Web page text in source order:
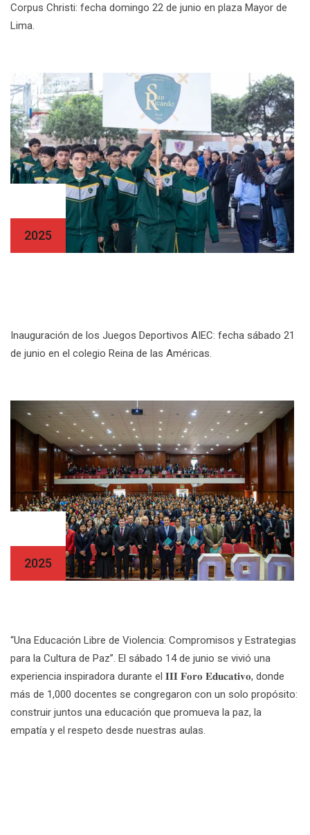
Corpus Christi: fecha domingo 22 de junio en plaza Mayor de
Lima.
2025
Inauguración de los Juegos Deportivos AIEC: fecha sábado 21
de junio en el colegio Reina de las Américas.
2025
“Una Educación Libre de Violencia: Compromisos y Estrategias
para la Cultura de Paz”. El sábado 14 de junio se vivió una
experiencia inspiradora durante el 𝐈𝐈𝐈 𝐅𝐨𝐫𝐨 𝐄𝐝𝐮𝐜𝐚𝐭𝐢𝐯𝐨, donde
más de 1,000 docentes se congregaron con un solo propósito:
construir juntos una educación que promueva la paz, la
empatía y el respeto desde nuestras aulas.